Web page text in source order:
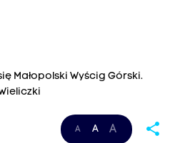
Małopolski Wyścig Górski.
A A A share